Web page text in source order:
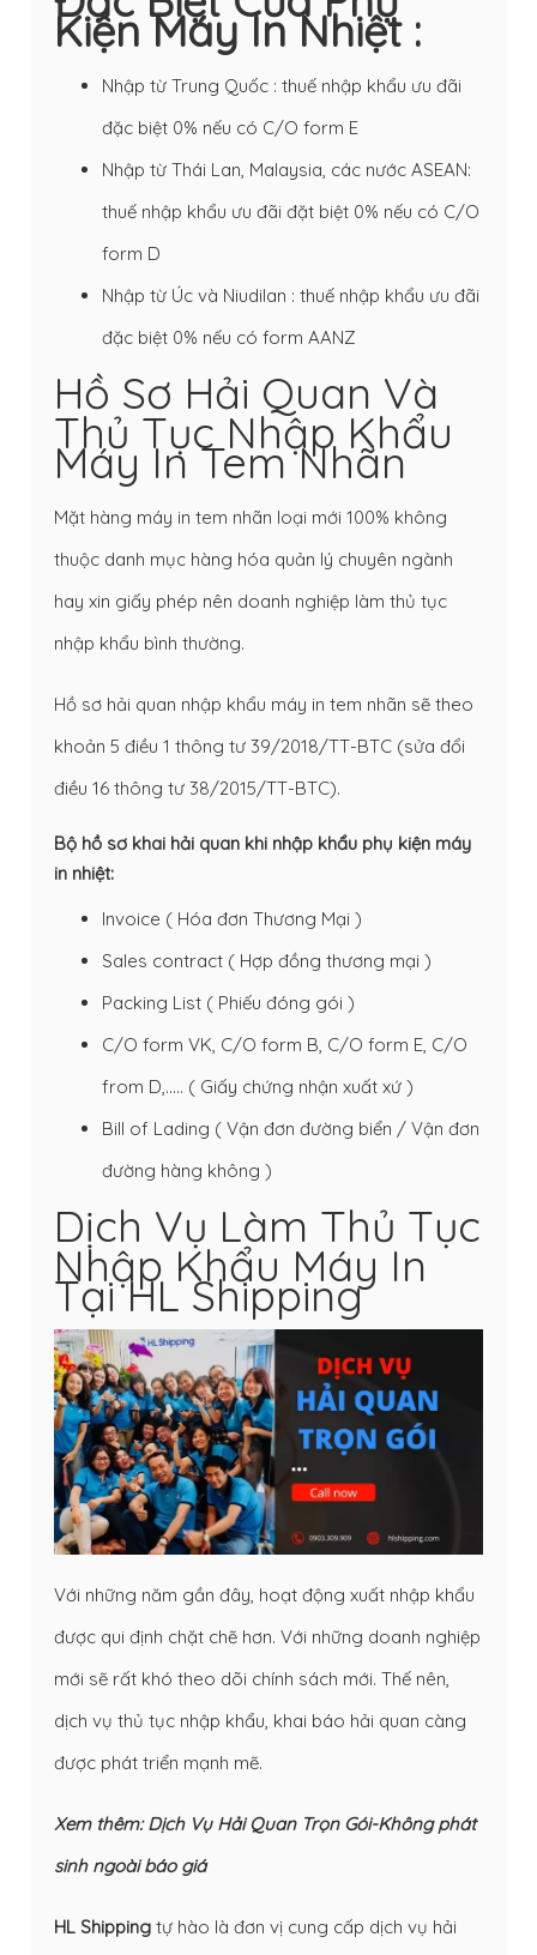
Kiện Máy In Nhiệt :
Nhập từ Trung Quốc : thuế nhập khẩu ưu đãi
đặc biệt 0% nếu có C/O form E
Nhập từ Thái Lan, Malaysia, các nước ASEAN:
thuế nhập khẩu ưu đãi đặt biệt 0% nếu có C/O
form D
Nhập từ Úc và Niudilan : thuế nhập khẩu ưu đãi
đặc biệt 0% nếu có form AANZ
Hồ Sơ Hải Quan Và
Thủ Tục Nhập Khẩu
Máy In Tem Nhãn
Mặt hàng máy in tem nhãn loại mới 100% không
thuộc danh mục hàng hóa quản lý chuyên ngành
hay xin giấy phép nên doanh nghiệp làm thủ tục
nhập khẩu bình thường.
Hồ sơ hải quan nhập khẩu máy in tem nhãn sẽ theo
khoản 5 điều 1 thông tư 39/2018/TT-BTC (sửa đổi
điều 16 thông tư 38/2015/TT-BTC).
Bộ hồ sơ khai hải quan khi nhập khẩu phụ kiện máy
in nhiệt:
Invoice ( Hóa đơn Thương Mại )
Sales contract ( Hợp đồng thương mại )
Packing List ( Phiếu đóng gói )
C/O form VK, C/O form B, C/O form E, C/O
from D,….. ( Giấy chứng nhận xuất xứ )
Bill of Lading ( Vận đơn đường biển / Vận đơn
đường hàng không )
Dịch Vụ Làm Thủ Tục
Nhập Khẩu Máy In
Tại HL Shipping
Với những năm gần đây, hoạt động xuất nhập khẩu
được qui định chặt chẽ hơn. Với những doanh nghiệp
mới sẽ rất khó theo dõi chính sách mới. Thế nên,
dịch vụ thủ tục nhập khẩu, khai báo hải quan càng
được phát triển mạnh mẽ.
Xem thêm:Dịch Vụ Hải Quan Trọn Gói-Không phát
sinh ngoài báo giá
HL Shipping tự hào là đơn vị cung cấp dịch vụ hải